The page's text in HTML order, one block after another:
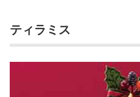
ティラミス